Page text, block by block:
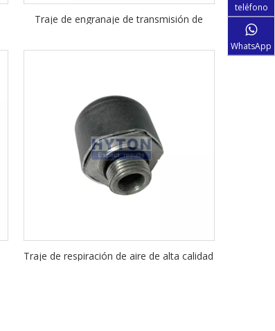
Traje de engranaje de transmisión de
MetSo HP400
Traje de respiración de aire de alta calidad
teléfono
WhatsApp